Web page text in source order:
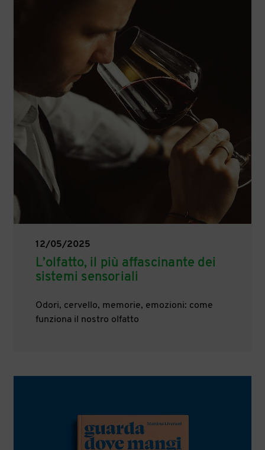
12/05/2025
L’olfatto, il più affascinante dei
sistemi sensoriali
Odori, cervello, memorie, emozioni: come
funziona il nostro olfatto